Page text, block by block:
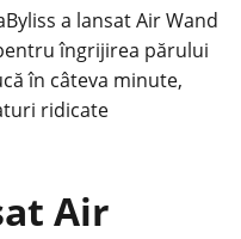
a lansat Air Wand
îngrijirea părului
în câteva minute,
ridicate
Air